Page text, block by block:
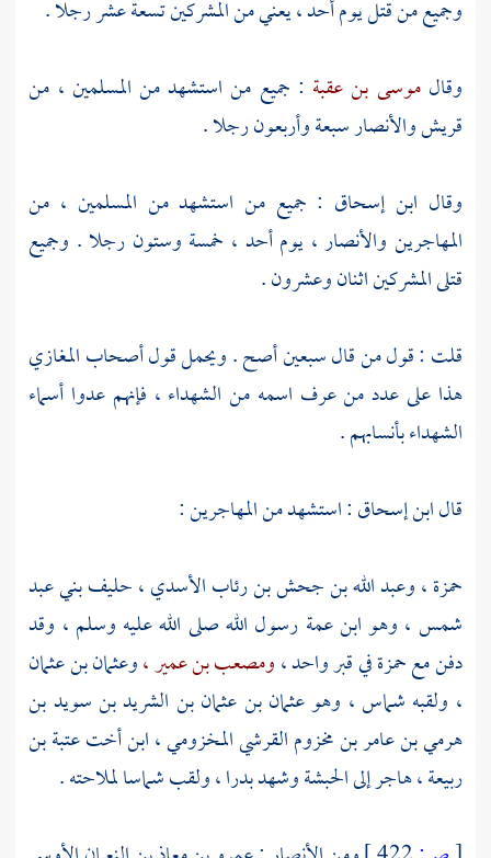
وجميع من قتل يومأحد ،يعني من المشركين تسعة عشر رجلا .
وقالموسى بن عقبة : جميع من استشهد من المسلمين ، من
قريشوالأنصارسبعة وأربعون رجلا .
وقال ابن إسحاق : جميع من استشهد من المسلمين ، من
المهاجرين والأنصار ، يومأحد ، خمسة وستون رجلا . وجميع
قتلى المشركين اثنان وعشرون .
قلت : قول من قال سبعين أصح . ويحمل قول أصحاب المغازي
هذا على عدد من عرف اسمه من الشهداء ، فإنهم عدوا أسماء
الشهداء بأنسابهم .
قالابن إسحاق: استشهد منالمهاجرين:
حمزة ،وعبد الله بن جحش بن رئاب الأسدي ،حليفبني عبد
شمس ، وهو ابن عمة رسول الله صلى الله عليه وسلم ، وقد
دفن معحمزةفي قبر واحد ،ومصعب بن عمير ،وعثمان بن عثمان
، ولقبه شماس ، وهوعثمان بن عثمان بن الشريد بن سويد بن
هرمي بن عامر بن مخزوم القرشي المخزومي ،ابن أختعتبة بن
ربيعة ،هاجر إلىالحبشةوشهدبدرا ،ولقب شماسا لملاحته .